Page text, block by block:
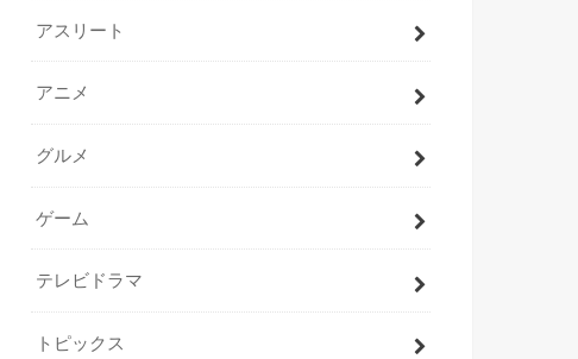
アスリート
アニメ
グルメ
ゲーム
テレビドラマ
トピックス